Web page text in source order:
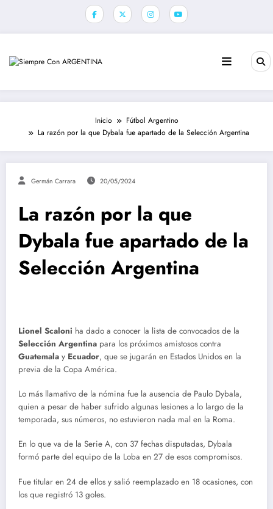
Inicio
Fútbol Argentino
La razón por la que Dybala fue apartado de la Selección Argentina
Germán Carrara 20/05/2024
La razón por la que
Dybala fue apartado de la
Selección Argentina
Lionel Scaloni ha dado a conocer la lista de convocados de la
Selección Argentina para los próximos amistosos contra
Guatemala y Ecuador, que se jugarán en Estados Unidos en la
previa de la Copa América.
Lo más llamativo de la nómina fue la ausencia de Paulo Dybala,
quien a pesar de haber sufrido algunas lesiones a lo largo de la
temporada, sus números, no estuvieron nada mal en la Roma.
En lo que va de la Serie A, con 37 fechas disputadas, Dybala
formó parte del equipo de la Loba en 27 de esos compromisos.
Fue titular en 24 de ellos y salió reemplazado en 18 ocasiones, con
los que registró 13 goles.